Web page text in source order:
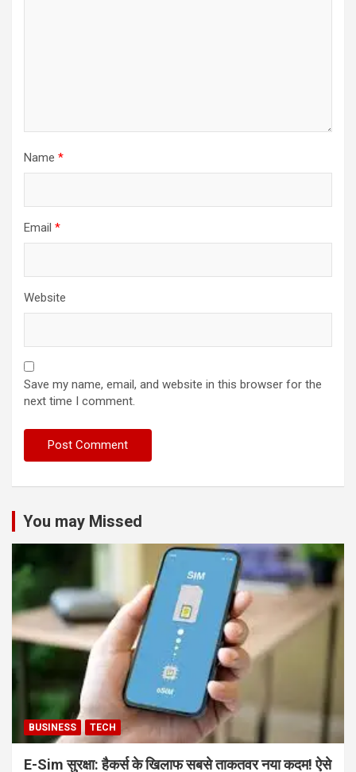
Name *
Email *
Website
Save my name, email, and website in this browser for the
next time I comment.
You may Missed
BUSINESS TECH
E-Sim सुरक्षा: हैकर्स के खिलाफ सबसे ताकतवर नया कदम! ऐसे